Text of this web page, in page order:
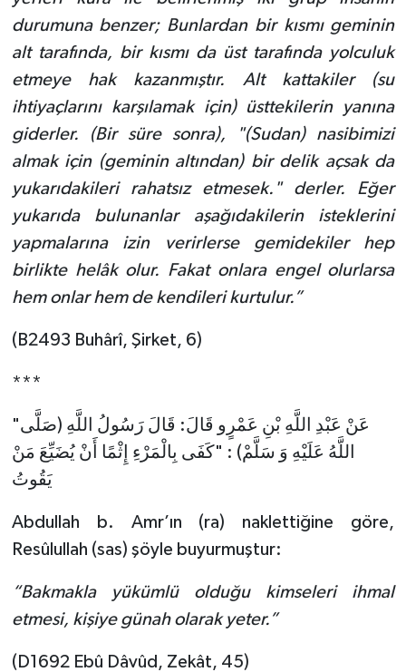
durumuna benzer; Bunlardan bir kısmı geminin
alt tarafında, bir kısmı da üst tarafında yolculuk
etmeye hak kazanmıştır. Alt kattakiler (su
ihtiyaçlarını karşılamak için) üsttekilerin yanına
giderler. (Bir süre sonra), "(Sudan) nasibimizi
almak için (geminin altından) bir delik açsak da
yukarıdakileri rahatsız etmesek." derler. Eğer
yukarıda bulunanlar aşağıdakilerin isteklerini
yapmalarına izin verirlerse gemidekiler hep
birlikte helâk olur. Fakat onlara engel olurlarsa
hem onlar hem de kendileri kurtulur.”
(B2493 Buhârî, Şirket, 6)
***
"عَنْ عَبْدِ اللَّهِ بْنِ عَمْرٍو قَالَ: قَالَ رَسُولُ اللَّهِ (صَلَّى
اللَّهُ عَلَيْهِ وَ سَلَّمْ) : "كَفَى بِالْمَرْءِ إِثْمًا أَنْ يُضَيِّعَ مَنْ
يَقُوتُ
Abdullah b. Amr’ın (ra) naklettiğine göre,
Resûlullah (sas) şöyle buyurmuştur:
“Bakmakla yükümlü olduğu kimseleri ihmal
etmesi, kişiye günah olarak yeter.”
(D1692 Ebû Dâvûd, Zekât, 45)
Gümüşhane Müftülüğü
Hakkari Müftülüğü
Hatay Müftülüğü
Iğdır Müftülüğü
İstanbul Müftülüğü
İzmir Müftülüğü
Kahramanmaraş Müftülüğü
Karaman Müftülüğü
Kars Müftülüğü
Kastamonu Müftülüğü
Kilis Müftülüğü
Kırıkkale Müftülüğü